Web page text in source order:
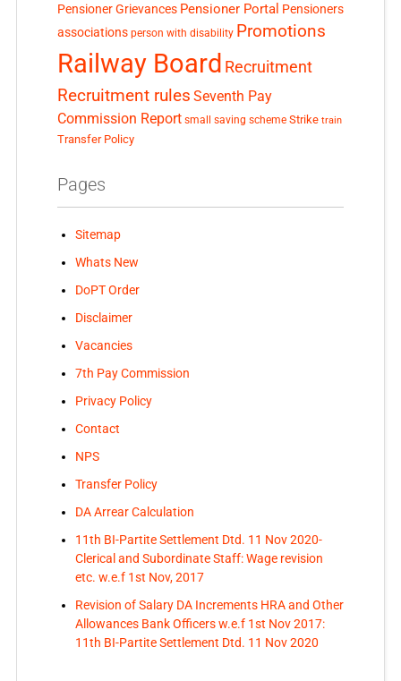
Pensioner Grievances Pensioner Portal Pensioners
associations person with disability Promotions
Railway Board Recruitment
Recruitment rules Seventh Pay
Commission Report small saving scheme Strike train
Transfer Policy
Pages
Sitemap
Whats New
DoPT Order
Disclaimer
Vacancies
7th Pay Commission
Privacy Policy
Contact
NPS
Transfer Policy
DA Arrear Calculation
11th BI-Partite Settlement Dtd. 11 Nov 2020-
Clerical and Subordinate Staff: Wage revision
etc. w.e.f 1st Nov, 2017
Revision of Salary DA Increments HRA and Other
Allowances Bank Officers w.e.f 1st Nov 2017:
11th BI-Partite Settlement Dtd. 11 Nov 2020